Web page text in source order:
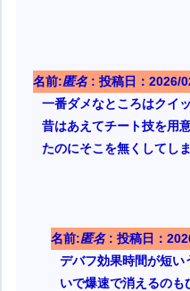
名前:匿名: 投稿日：2026/
一番ダメなところはクイ
昔はあえてチート技を用
たのにそこを無くしてし
名前:匿名: 投稿日：
デバフ効果時間が短い
いで爆速で消えるのも